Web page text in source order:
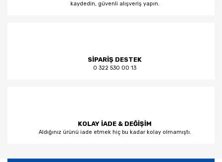
kaydedin, güvenli alışveriş yapın.
SİPARİŞ DESTEK
0 322 530 00 13
KOLAY İADE & DEĞİŞİM
Aldığınız ürünü iade etmek hiç bu kadar kolay olmamıştı.